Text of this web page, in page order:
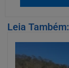
Leia Também: